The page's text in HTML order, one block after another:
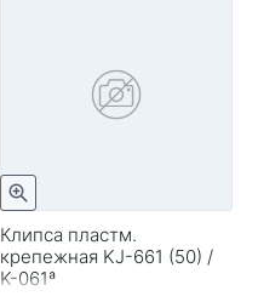
Клипса пластм.
крепежная KJ-661 (50) /
K-061ª